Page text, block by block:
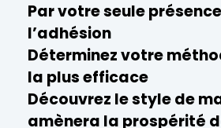
Par votre seule
l’adhésion
Déterminez votre
la plus efficace
Découvrez le style de
amènera la prospérité